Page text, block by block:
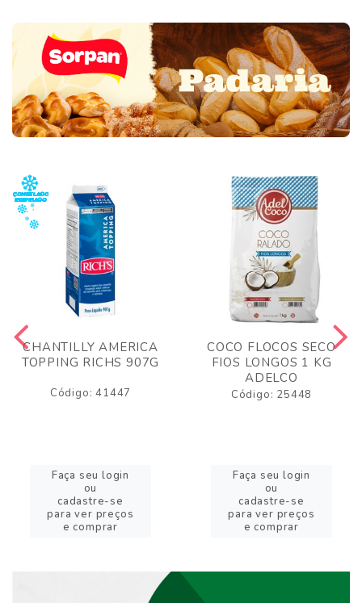
CHANTILLY AMERICA
TOPPING RICHS 907G
Código: 41447
Faça seu login
ou
cadastre-se
para ver preços
e comprar
COCO FLOCOS SECO
FIOS LONGOS 1 KG
ADELCO
Código: 25448
Faça seu login
ou
cadastre-se
para ver preços
e comprar